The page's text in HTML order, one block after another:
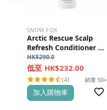
SNOW FOX
Arctic Rescue Scalp
Refresh Conditioner 北
極零矽絲滑護髮素
HK$290.0
HK$232.00
(4) 銷量 50+
加入購物車